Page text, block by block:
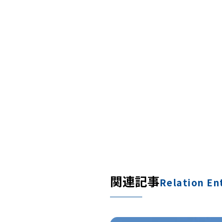
関連記事Relation